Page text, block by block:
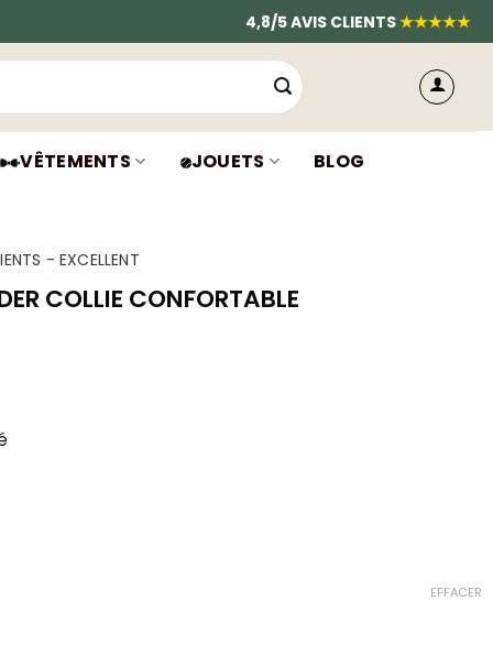
4,8/5 AVIS CLIENTS★★★★★
VÊTEMENTS JOUETS BLOG
- EXCELLENT
COLLIE CONFORTABLE
EFFACER